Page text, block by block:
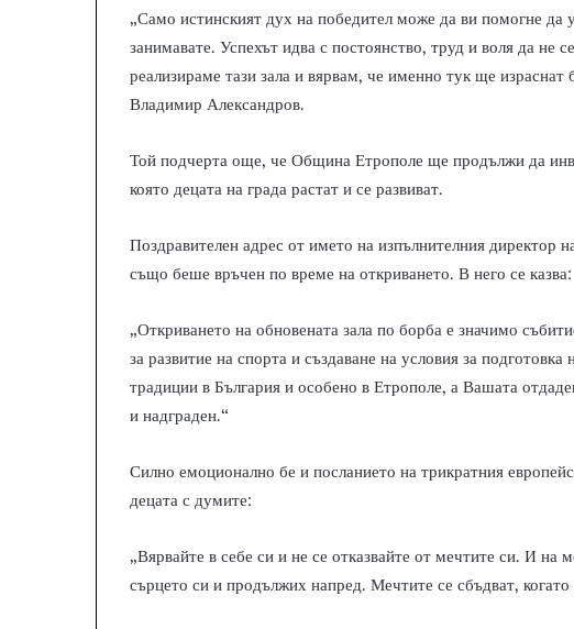
„Само истинският дух на победител може да ви помогне да
занимавате. Успехът идва с постоянство, труд и воля да
реализираме тази зала и вярвам, че именно тук ще
Владимир Александров.
Той подчерта още, че Община Етрополе ще продължи да
която децата на града растат и се развиват.
Поздравителен адрес от името на изпълнителния
също беше връчен по време на откриването. В него се казва:
„Откриването на обновената зала по борба е значимо
за развитие на спорта и създаване на условия за
традиции в България и особено в Етрополе, а Вашата
и надграден.“
Силно емоционално бе и посланието на трикратния
децата с думите:
„Вярвайте в себе си и не се отказвайте от мечтите си. И на
сърцето си и продължих напред. Мечтите се сбъдват, когато